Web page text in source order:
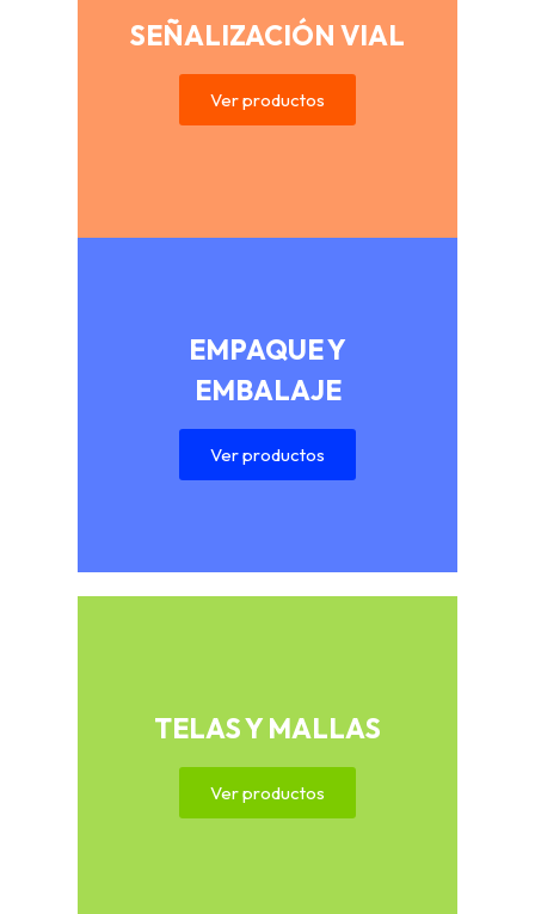
SEÑALIZACIÓN VIAL
Ver productos
EMPAQUE Y
EMBALAJE
Ver productos
TELAS Y MALLAS
Ver productos